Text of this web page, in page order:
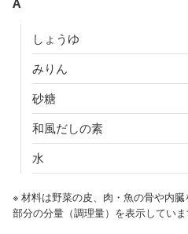
しょうゆ
みりん
砂糖
和風だしの素
水
※ 材料は野菜の皮、肉・魚の骨や内
部分の分量（調理量）を表示していま